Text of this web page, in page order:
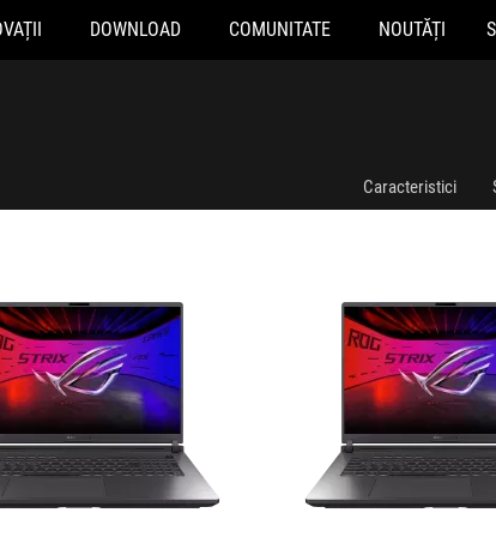
DOWNLOAD COMUNITATE NOUTĂȚI
Caracteristici
G815JPR-S9022